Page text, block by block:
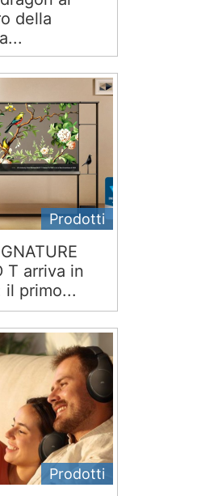
della
Prodotti
T arriva in
il primo...
Prodotti